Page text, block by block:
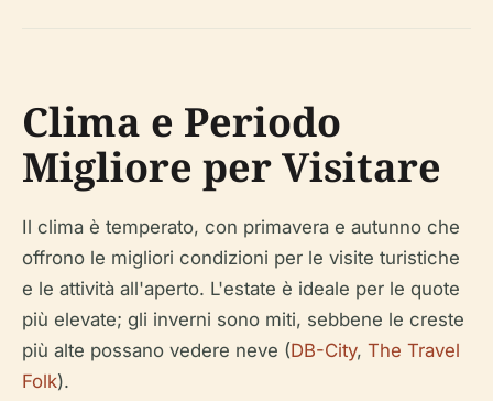
Clima e Periodo
Migliore per Visitare
Il clima è temperato, con primavera e autunno che
offrono le migliori condizioni per le visite turistiche
e le attività all'aperto. L'estate è ideale per le quote
più elevate; gli inverni sono miti, sebbene le creste
più alte possano vedere neve (DB-City, The Travel
Folk).